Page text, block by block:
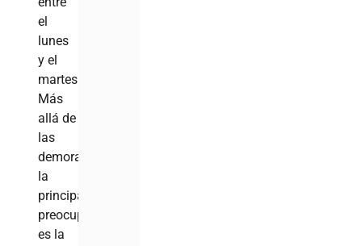
el
lunes
y el
martes.
Más
allá de
las
demoras,
la
principal
preocupación
es la